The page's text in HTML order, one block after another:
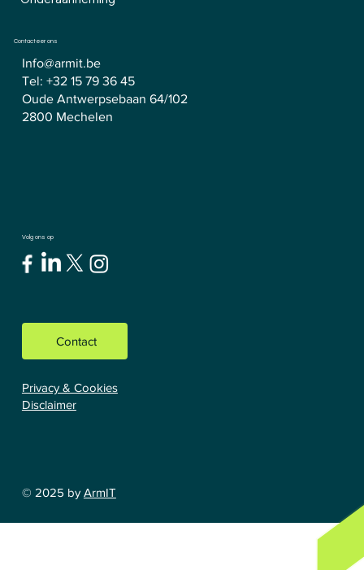
Contacteer ons
Info@armit.be
Tel: +32 15 79 36 45
Oude Antwerpsebaan 64/102
2800 Mechelen
Volg ons op
Contact
Privacy & Cookies
Disclaimer
© 2025 by ArmIT